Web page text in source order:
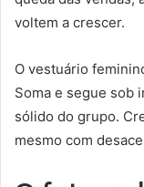
voltem a crescer.
O vestuário
Soma e segue sob
sólido do grupo.
mesmo com